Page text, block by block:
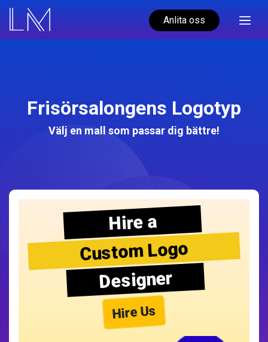
Anlita oss
Frisörsalongens Logotyp
Välj en mall som passar dig bättre!
Hire a
Custom Logo
Designer
Hire Us